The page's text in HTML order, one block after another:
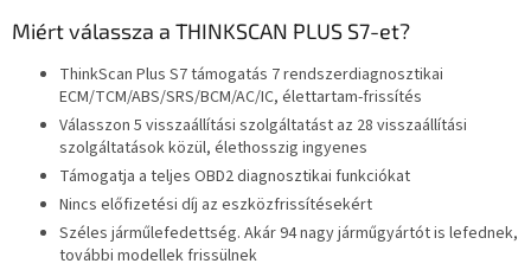
Miért válassza a THINKSCAN PLUS S7-et?
ThinkScan Plus S7 támogatás 7 rendszerdiagnosztikai
ECM/TCM/ABS/SRS/BCM/AC/IC, élettartam-frissítés
Válasszon 5 visszaállítási szolgáltatást az 28 visszaállítási
szolgáltatások közül, élethosszig ingyenes
Támogatja a teljes OBD2 diagnosztikai funkciókat
Nincs előfizetési díj az eszközfrissítésekért
Széles járműlefedettség. Akár 94 nagy járműgyártót is lefednek,
további modellek frissülnek